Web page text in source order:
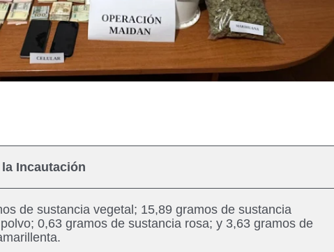
Incautación
de sustancia vegetal; 15,89 gramos de sustancia
0,63 gramos de sustancia rosa; y 3,63 gramos de